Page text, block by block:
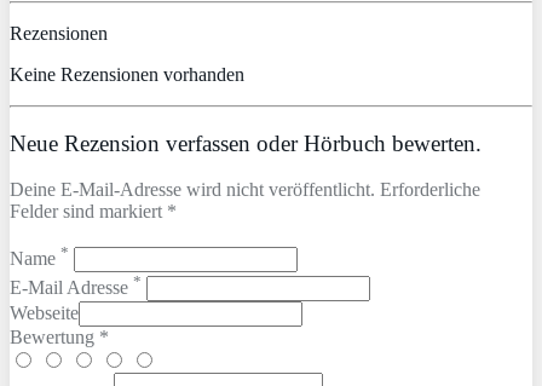
Rezensionen
Keine Rezensionen vorhanden
Neue Rezension verfassen oder Hörbuch bewerten.
Deine E-Mail-Adresse wird nicht veröffentlicht. Erforderliche
Felder sind markiert *
Name *
E-Mail Adresse *
Webseite
Bewertung *